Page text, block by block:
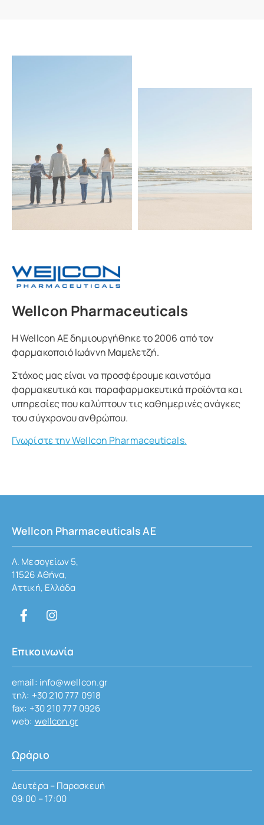
Wellcon Pharmaceuticals
Η Wellcon ΑΕ δημιουργήθηκε το 2006 από τον
φαρμακοποιό Ιωάννη Μαμελετζή.
Στόχος μας είναι να προσφέρουμε καινοτόμα
φαρμακευτικά και παραφαρμακευτικά προϊόντα και
υπηρεσίες που καλύπτουν τις καθημερινές ανάγκες
του σύγχρονου ανθρώπου.
Γνωρίστε την Wellcon Pharmaceuticals.
Wellcon Pharmaceuticals ΑΕ
Λ. Μεσογείων 5,
11526 Αθήνα,
Αττική, Ελλάδα
Επικοινωνία
email: info@wellcon.gr
τηλ: +30 210 777 0918
fax: +30 210 777 0926
web: wellcon.gr
Ωράριο
Δευτέρα – Παρασκευή
09:00 – 17:00